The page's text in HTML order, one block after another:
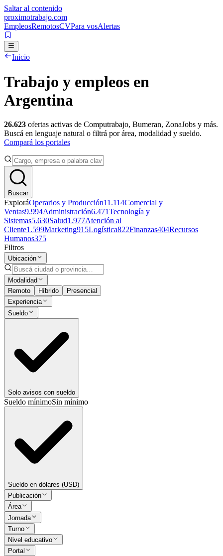
Saltar al contenido
proximotrabajo.com
EmpleosRemotosCVPara vosAlertas
Inicio
Trabajo y empleos en
Argentina
26.623 ofertas activas de Computrabajo, Bumeran, ZonaJobs y más.
Buscá en lenguaje natural o filtrá por área, modalidad y sueldo.
Compará los portales
Buscar
ExploráOperarios y Producción11.114Comercial y
Ventas9.994Administración6.471Tecnología y
Sistemas5.630Salud1.977Atención al
Cliente1.599Marketing915Logística822Finanzas404Recursos
Humanos375
Filtros
Ubicación
Modalidad
Remoto
Híbrido
Presencial
Experiencia
Sueldo
Solo avisos con sueldo
Sueldo mínimoSin mínimo
Sueldo en dólares (USD)
Publicación
Área
Jornada
Turno
Nivel educativo
Portal